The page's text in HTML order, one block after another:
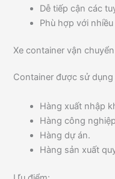
Dễ tiếp cận các
Phù hợp với
Xe container vận
Container được sử dụng
Hàng xuất nhập
Hàng công
Hàng dự án.
Hàng sản xuất